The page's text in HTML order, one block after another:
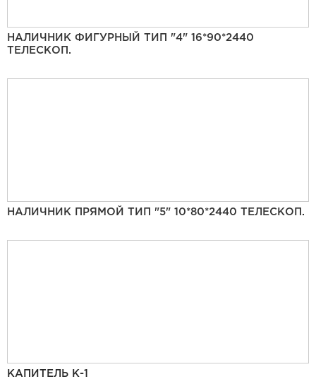
НАЛИЧНИК ФИГУРНЫЙ ТИП "4" 16*90*2440
ТЕЛЕСКОП.
НАЛИЧНИК ПРЯМОЙ ТИП "5" 10*80*2440 ТЕЛЕСКОП.
КАПИТЕЛЬ К-1